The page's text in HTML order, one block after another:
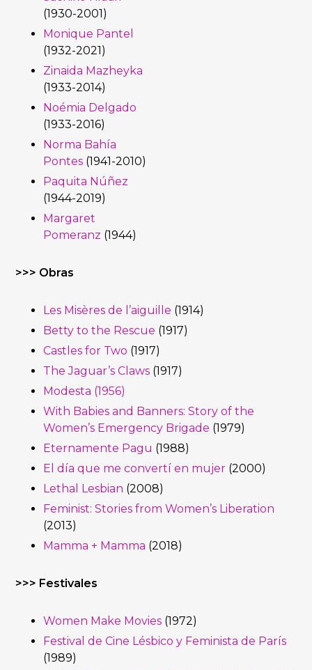
(1930-2001)
Monique Pantel
(1932-2021)
Zinaida Mazheyka
(1933-2014)
Noémia Delgado
(1933-2016)
Norma Bahía
Pontes (1941-2010)
Paquita Núñez
(1944-2019)
Margaret
Pomeranz (1944)
>>> Obras
Les Misères de l’aiguille (1914)
Betty to the Rescue (1917)
Castles for Two (1917)
The Jaguar’s Claws (1917)
Modesta (1956)
With Babies and Banners: Story of the
Women’s Emergency Brigade (1979)
Eternamente Pagu (1988)
El día que me convertí en mujer (2000)
Lethal Lesbian (2008)
Feminist: Stories from Women’s Liberation
(2013)
Mamma + Mamma (2018)
>>> Festivales
Women Make Movies (1972)
Festival de Cine Lésbico y Feminista de París
(1989)